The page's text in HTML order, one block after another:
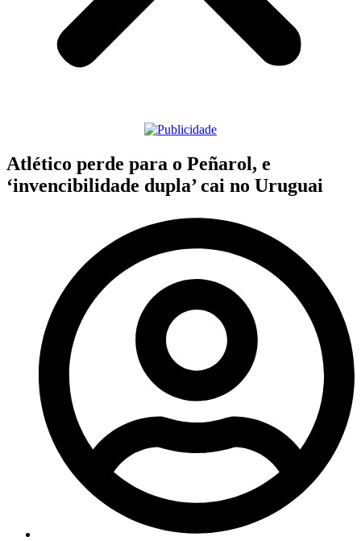
Atlético perde para o Peñarol, e
‘invencibilidade dupla’ cai no Uruguai